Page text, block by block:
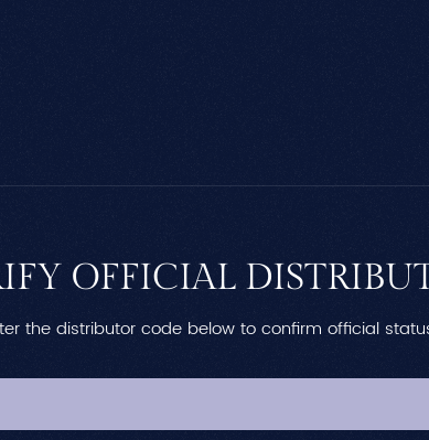
OFFICIAL
the distributor code below to confirm official